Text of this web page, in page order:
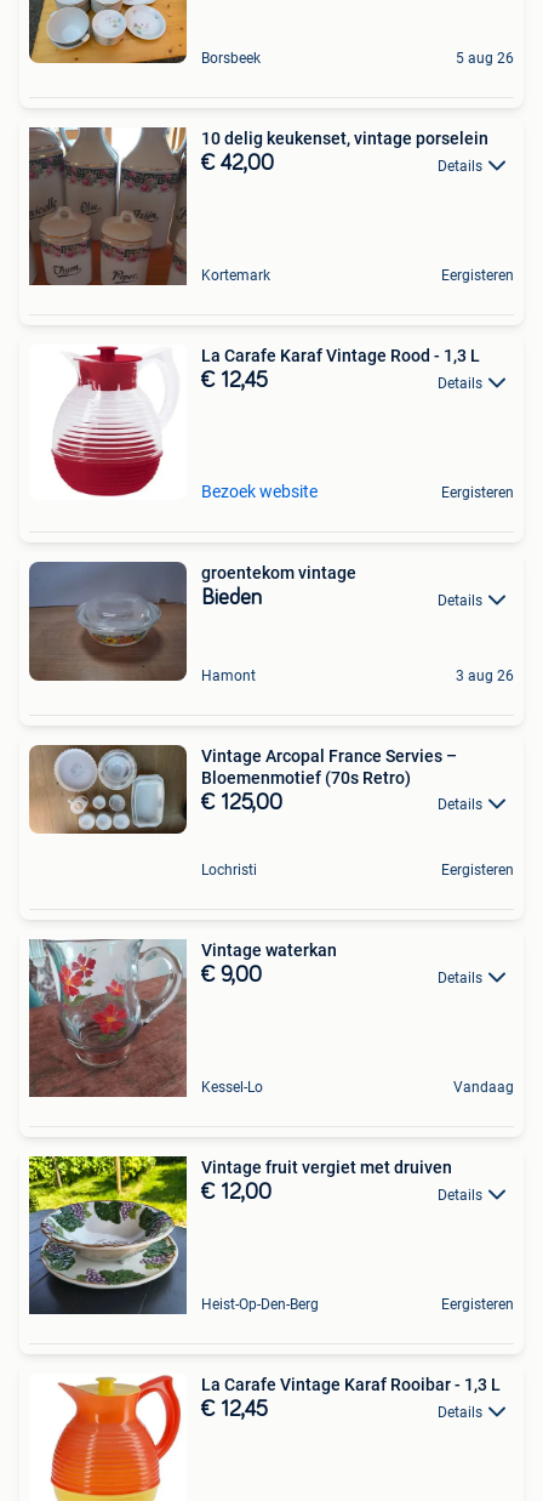
Borsbeek 5 aug 26
10 delig keukenset, vintage porselein
€ 42,00 Details
Kortemark Eergisteren
La Carafe Karaf Vintage Rood - 1,3 L
€ 12,45 Details
Bezoek website Eergisteren
groentekom vintage
Bieden Details
Hamont 3 aug 26
Vintage Arcopal France Servies –
Bloemenmotief (70s Retro)
€ 125,00 Details
Lochristi Eergisteren
Vintage waterkan
€ 9,00 Details
Kessel-Lo Vandaag
Vintage fruit vergiet met druiven
€ 12,00 Details
Heist-Op-Den-Berg Eergisteren
La Carafe Vintage Karaf Rooibar - 1,3 L
€ 12,45 Details